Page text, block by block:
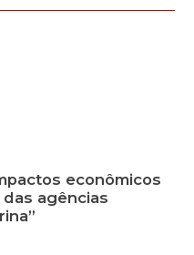
econômicos
agências